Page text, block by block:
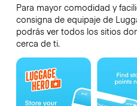
Para mayor comodidad y
consigna de equipaje de
podrás ver todos los sitios
cerca de ti.